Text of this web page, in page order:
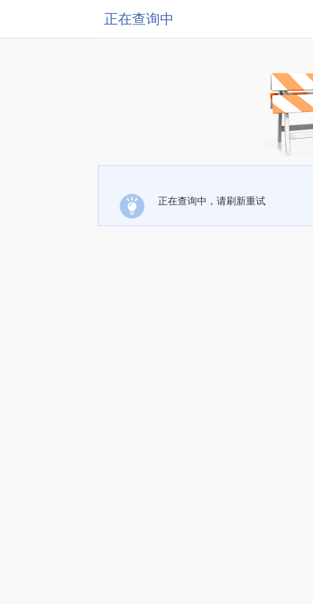
正在查询中
正在查询中，请刷新重试